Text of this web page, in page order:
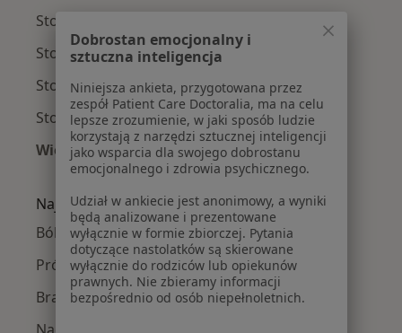
Stomatolodzy Grunwald
Stomatolodzy Jeżyce
Stomatolodzy Nowe Miasto
Stomatolodzy Wilda
Więcej (2)
Więcej w kategorii: Stomatolodzy w pobliżu
Najczęście leczone choroby
Ból zęba w Poznaniu
Próchnica w Poznaniu
Braki zębowe w Poznaniu
Dobrostan emocjonalny i
sztuczna inteligencja
Niniejsza ankieta, przygotowana przez
zespół Patient Care Doctoralia, ma na celu
lepsze zrozumienie, w jaki sposób ludzie
korzystają z narzędzi sztucznej inteligencji
jako wsparcia dla swojego dobrostanu
emocjonalnego i zdrowia psychicznego.
Udział w ankiecie jest anonimowy, a wyniki
będą analizowane i prezentowane
wyłącznie w formie zbiorczej. Pytania
dotyczące nastolatków są skierowane
wyłącznie do rodziców lub opiekunów
prawnych. Nie zbieramy informacji
bezpośrednio od osób niepełnoletnich.